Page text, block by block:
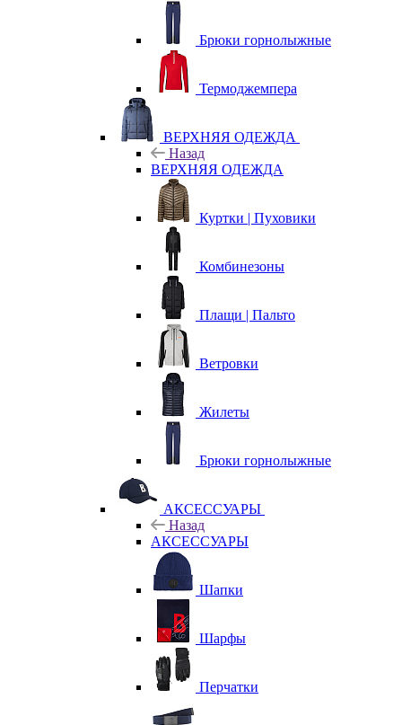
Брюки горнолыжные
Термоджемпера
ВЕРХНЯЯ ОДЕЖДА
Назад
ВЕРХНЯЯ ОДЕЖДА
Куртки | Пуховики
Комбинезоны
Плащи | Пальто
Ветровки
Жилеты
Брюки горнолыжные
АКСЕССУАРЫ
Назад
АКСЕССУАРЫ
Шапки
Шарфы
Перчатки